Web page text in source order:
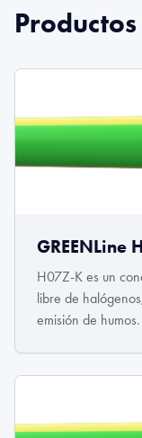
Productos
GREENLine
H07Z-K es un
libre de
emisión de humos.